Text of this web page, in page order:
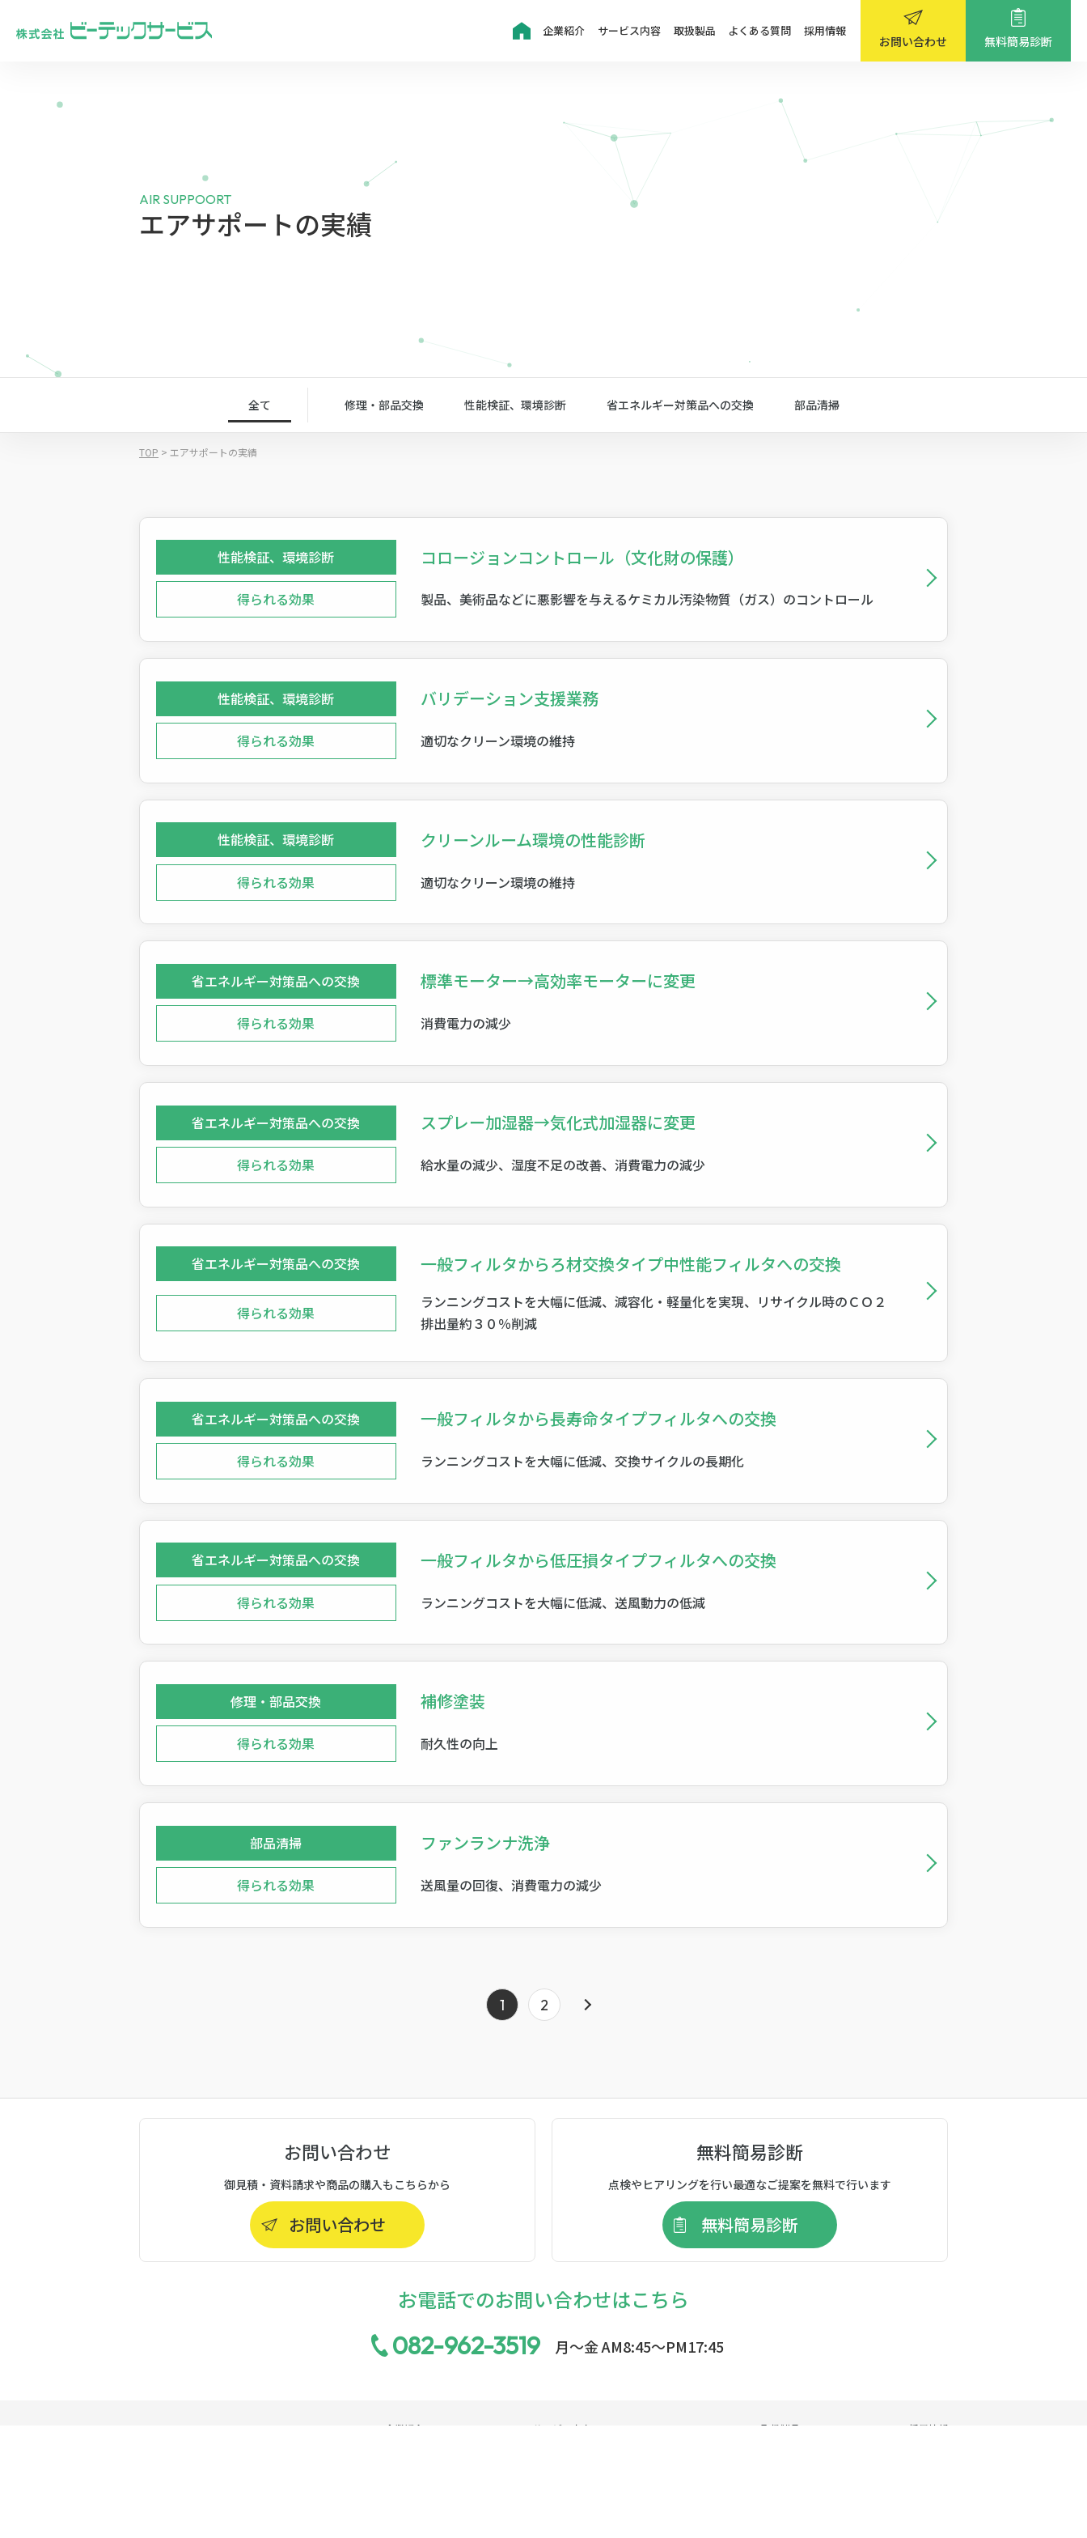
企業紹介 サービス内容 取扱製品 よくある質問 採用情報
お問い合わせ 無料簡易診断
AIR SUPPOORT
エアサポートの実績
全て 修理・部品交換 性能検証、環境診断 省エネルギー対策品への交換 部品清掃
TOP > エアサポートの実績
性能検証、環境診断 コロージョンコントロール（文化財の保護）
得られる効果 製品、美術品などに悪影響を与えるケミカル汚染物質（ガス）のコントロール
性能検証、環境診断 バリデーション支援業務
得られる効果 適切なクリーン環境の維持
性能検証、環境診断 クリーンルーム環境の性能診断
得られる効果 適切なクリーン環境の維持
省エネルギー対策品への交換 標準モーター→高効率モーターに変更
得られる効果 消費電力の減少
省エネルギー対策品への交換 スプレー加湿器→気化式加湿器に変更
得られる効果 給水量の減少、湿度不足の改善、消費電力の減少
省エネルギー対策品への交換 一般フィルタからろ材交換タイプ中性能フィルタへの交換
得られる効果
ランニングコストを大幅に低減、減容化・軽量化を実現、リサイクル時のＣＯ２
排出量約３０％削減
省エネルギー対策品への交換 一般フィルタから長寿命タイプフィルタへの交換
得られる効果 ランニングコストを大幅に低減、交換サイクルの長期化
省エネルギー対策品への交換 一般フィルタから低圧損タイプフィルタへの交換
得られる効果 ランニングコストを大幅に低減、送風動力の低減
修理・部品交換 補修塗装
得られる効果 耐久性の向上
部品清掃 ファンランナ洗浄
得られる効果 送風量の回復、消費電力の減少
1 2
»
お問い合わせ
御見積・資料請求や商品の購入もこちらから
お問い合わせ
無料簡易診断
点検やヒアリングを行い最適なご提案を無料で行います
無料簡易診断
お電話でのお問い合わせはこちら
082-962-3519 月〜金 AM8:45〜PM17:45
企業紹介 サービス内容 取扱製品 採用情報